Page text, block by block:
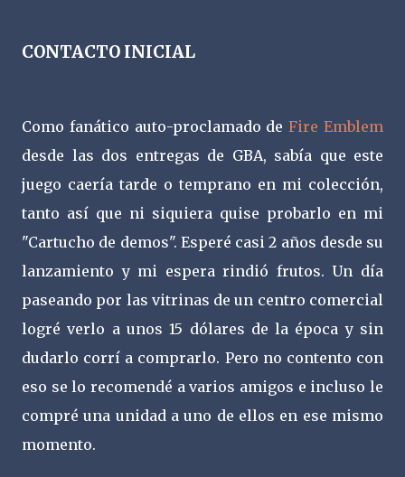
CONTACTO INICIAL
Como fanático auto-proclamado deFire Emblem
desde las dos entregas de GBA, sabía que este
juego caería tarde o temprano en mi colección,
tanto así que ni siquiera quise probarlo en mi
"Cartucho de demos". Esperé casi 2 años desde su
lanzamiento y mi espera rindió frutos. Un día
paseando por las vitrinas de un centro comercial
logré verlo a unos 15 dólares de la época y sin
dudarlo corrí a comprarlo. Pero no contento con
eso se lo recomendé a varios amigos e incluso le
compré una unidad a uno de ellos en ese mismo
momento.